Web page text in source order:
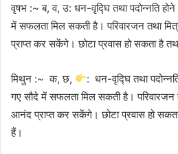
वृषभ :~ ब, व, उ: धन-वृद्घि तथा पदोन्नति होने
में सफलता मिल सकती है। परिवारजन तथा
प्राप्त कर सकेंगे। छोटा प्रवास हो सकता है
मिथुन :~ क, छ,
: धन-वृद्घि तथा
गए सौदे में सफलता मिल सकती है। परिवारजन
आनंद प्राप्त कर सकेंगे। छोटा प्रवास हो
हैं।